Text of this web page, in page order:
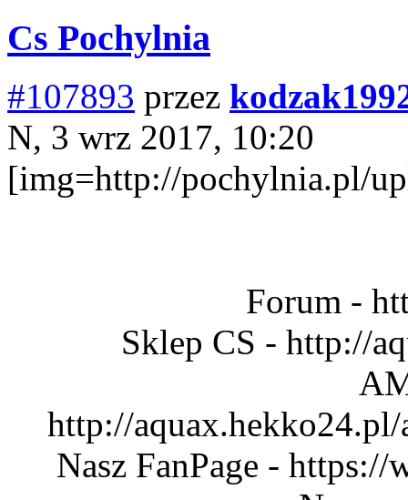
Cs Pochylnia
#107893 przez
N, 3 wrz 2017, 10:20
[img=http://pochylnia.pl/
Forum -
Sklep CS - http://
http://
Nasz FanPage -